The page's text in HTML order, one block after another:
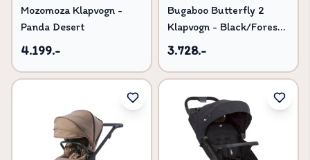
Mozomoza Klapvogn -
Panda Desert
4.199.-
Bugaboo Butterfly 2
Klapvogn - Black/Forest
Green
3.728.-